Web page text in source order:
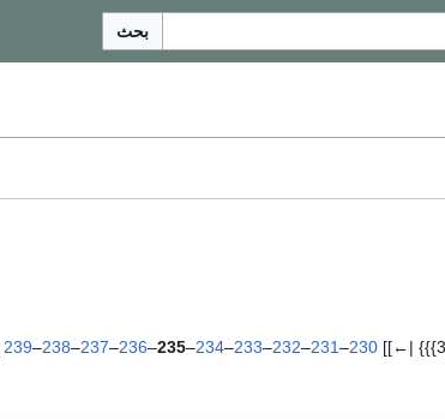
بحث
230
–
231
–
232
–
233
–
234
–
235
–
236
–
237
–
238
–
239